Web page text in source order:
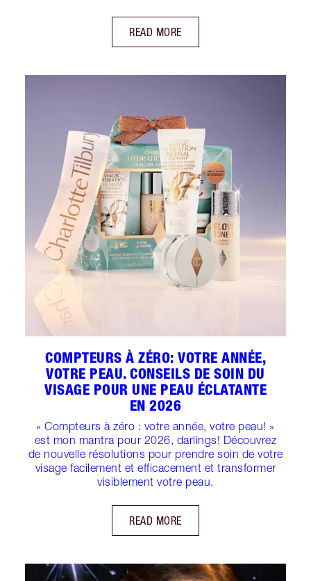
READ MORE
COMPTEURS À ZÉRO: VOTRE ANNÉE,
VOTRE PEAU. CONSEILS DE SOIN DU
VISAGE POUR UNE PEAU ÉCLATANTE
EN 2026
« Compteurs à zéro : votre année, votre peau! »
est mon mantra pour 2026, darlings! Découvrez
de nouvelle résolutions pour prendre soin de votre
visage facilement et efficacement et transformer
visiblement votre peau.
READ MORE